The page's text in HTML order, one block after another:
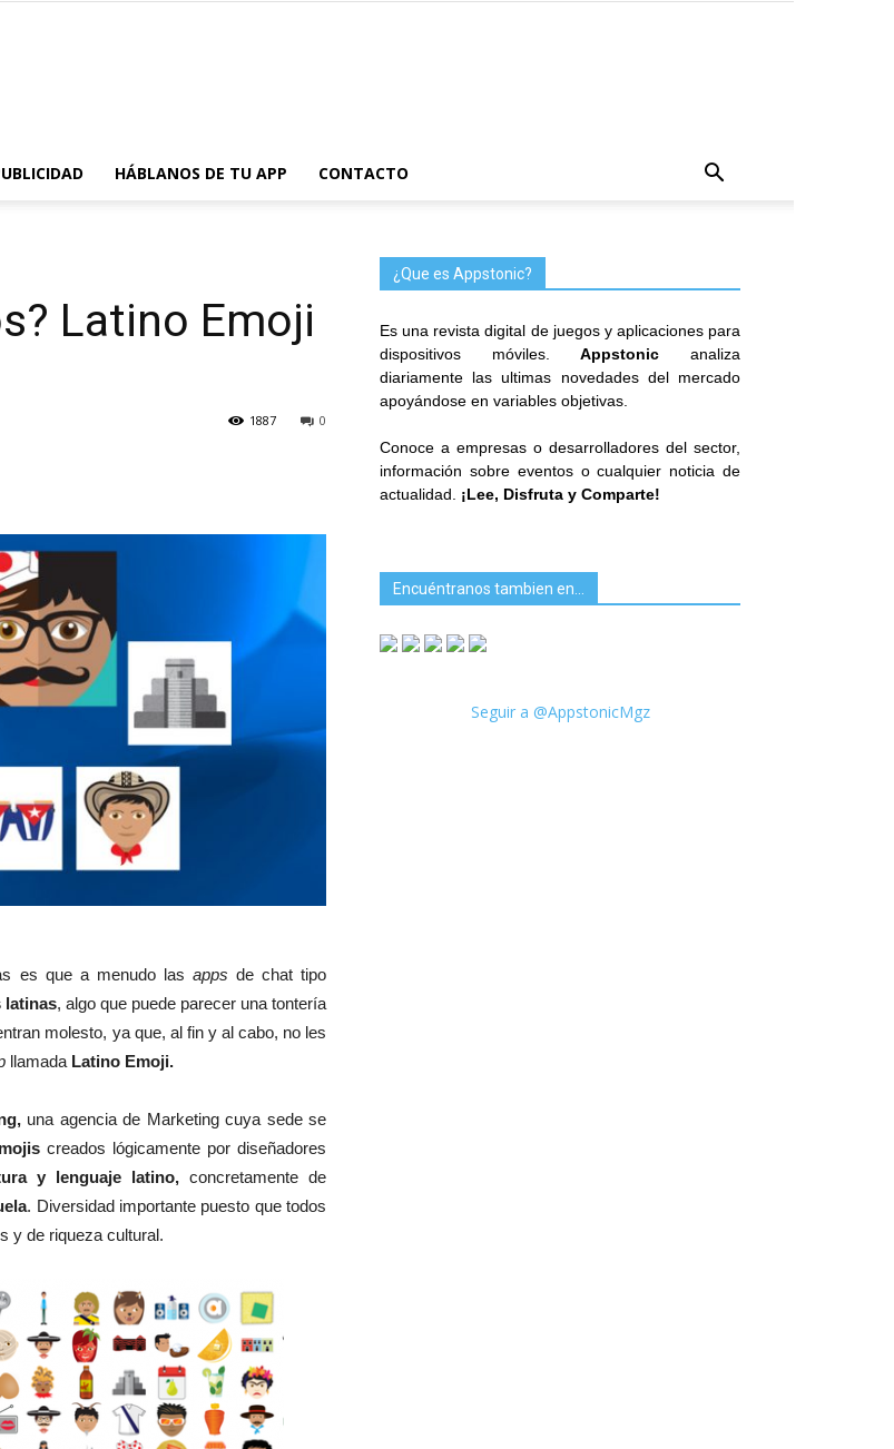
HÁBLANOS DE TU APP CONTACTO
Latino Emoji
0
1887
es que a menudo las apps de chat tipo
latinas, algo que puede parecer una tontería
molesto, ya que, al fin y al cabo, no les
llamada Latino Emoji.
una agencia de Marketing cuya sede se
creados lógicamente por diseñadores
y lenguaje latino, concretamente de
. Diversidad importante puesto que todos
y de riqueza cultural.
¿Que es Appstonic?
Es una revista digital de juegos y aplicaciones para
dispositivos móviles.Appstonic analiza
diariamente las ultimas novedades del mercado
apoyándose en variables objetivas.
Conoce a empresas o desarrolladores del sector,
información sobre eventos o cualquier noticia de
actualidad. ¡Lee, Disfruta y Comparte!
Encuéntranos tambien en…
Seguir a @AppstonicMgz